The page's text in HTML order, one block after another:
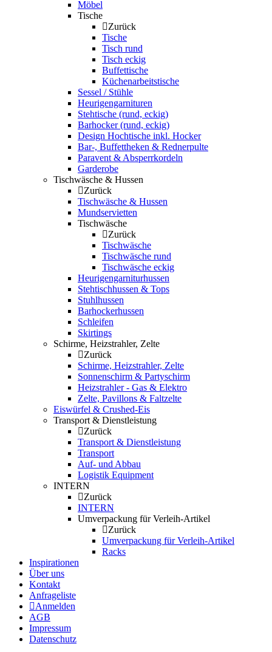
Möbel
Tische
Zurück
Tische
Tisch rund
Tisch eckig
Buffettische
Küchenarbeitstische
Sessel / Stühle
Heurigengarnituren
Stehtische (rund, eckig)
Barhocker (rund, eckig)
Design Hochtische inkl. Hocker
Bar-, Buffettheken & Rednerpulte
Paravent & Absperrkordeln
Garderobe
Tischwäsche & Hussen
Zurück
Tischwäsche & Hussen
Mundservietten
Tischwäsche
Zurück
Tischwäsche
Tischwäsche rund
Tischwäsche eckig
Heurigengarniturhussen
Stehtischhussen & Tops
Stuhlhussen
Barhockerhussen
Schleifen
Skirtings
Schirme, Heizstrahler, Zelte
Zurück
Schirme, Heizstrahler, Zelte
Sonnenschirm & Partyschirm
Heizstrahler - Gas & Elektro
Zelte, Pavillons & Faltzelte
Eiswürfel & Crushed-Eis
Transport & Dienstleistung
Zurück
Transport & Dienstleistung
Transport
Auf- und Abbau
Logistik Equipment
INTERN
Zurück
INTERN
Umverpackung für Verleih-Artikel
Zurück
Umverpackung für Verleih-Artikel
Racks
Inspirationen
Über uns
Kontakt
Anfrageliste
Anmelden
AGB
Impressum
Datenschutz